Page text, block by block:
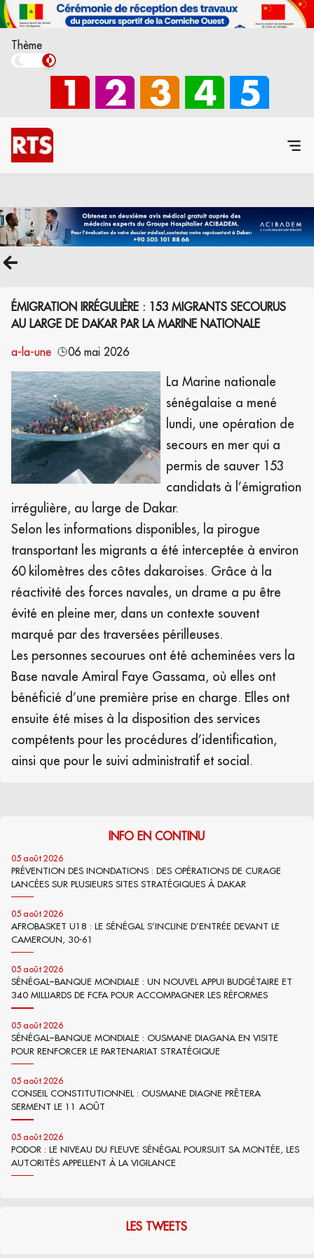
Thème
ÉMIGRATION IRRÉGULIÈRE : 153 MIGRANTS SECOURUS
AU LARGE DE DAKAR PAR LA MARINE NATIONALE
a-la-une
06 mai 2026
La Marine nationale
sénégalaise a mené
lundi, une opération de
secours en mer qui a
permis de sauver 153
candidats à l’émigration
irrégulière, au large de Dakar.
Selon les informations disponibles, la pirogue
transportant les migrants a été interceptée à environ
60 kilomètres des côtes dakaroises. Grâce à la
réactivité des forces navales, un drame a pu être
évité en pleine mer, dans un contexte souvent
marqué par des traversées périlleuses.
Les personnes secourues ont été acheminées vers la
Base navale Amiral Faye Gassama, où elles ont
bénéficié d’une première prise en charge. Elles ont
ensuite été mises à la disposition des services
compétents pour les procédures d’identification,
ainsi que pour le suivi administratif et social.
INFO EN CONTINU
05 août 2026
PRÉVENTION DES INONDATIONS : DES OPÉRATIONS DE CURAGE
LANCÉES SUR PLUSIEURS SITES STRATÉGIQUES À DAKAR
05 août 2026
AFROBASKET U18 : LE SÉNÉGAL S’INCLINE D’ENTRÉE DEVANT LE
CAMEROUN, 30-61
05 août 2026
SÉNÉGAL–BANQUE MONDIALE : UN NOUVEL APPUI BUDGÉTAIRE ET
340 MILLIARDS DE FCFA POUR ACCOMPAGNER LES RÉFORMES
05 août 2026
SÉNÉGAL–BANQUE MONDIALE : OUSMANE DIAGANA EN VISITE
POUR RENFORCER LE PARTENARIAT STRATÉGIQUE
05 août 2026
CONSEIL CONSTITUTIONNEL : OUSMANE DIAGNE PRÊTERA
SERMENT LE 11 AOÛT
05 août 2026
PODOR : LE NIVEAU DU FLEUVE SÉNÉGAL POURSUIT SA MONTÉE, LES
AUTORITÉS APPELLENT À LA VIGILANCE
LES TWEETS